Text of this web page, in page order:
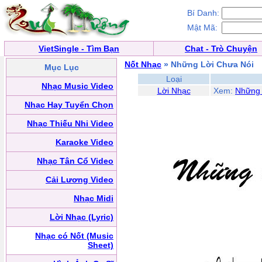
Bí Danh:
Mật Mã:
VietSingle - Tìm Bạn
Chat - Trò Chuyện
Mục Lục
Nhạc Music Video
Nhạc Hay Tuyển Chọn
Nhạc Thiếu Nhi Video
Karaoke Video
Nhạc Tân Cổ Video
Cải Lương Video
Nhạc Midi
Lời Nhạc (Lyric)
Nhạc có Nốt (Music
Sheet)
Nốt Nhạc » Những Lời Chưa Nói
Loại
Lời Nhạc
Xem: